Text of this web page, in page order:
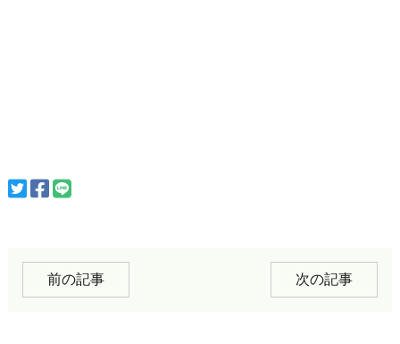
前の記事 次の記事